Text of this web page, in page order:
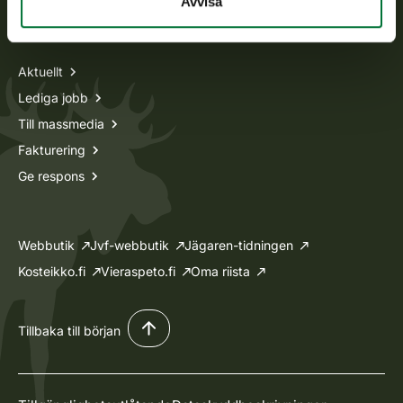
Information om oss
Aktuellt
Lediga jobb
Till massmedia
Fakturering
Ge respons
Webbutik Jvf-webbutik
Jägaren-tidningen
Kosteikko.fi
Vieraspeto.fi Oma riista
Tillbaka till början